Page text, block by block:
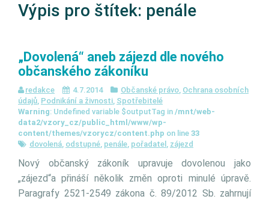
Výpis pro štítek: penále
„Dovolená“ aneb zájezd dle nového
občanského zákoníku
redakce 4.7.2014 Občanské právo, Ochrana osobních
údajů, Podnikání a živnosti, Spotřebitelé
Warning: Undefined variable $outputTag in /mnt/web-
data2/vzory_cz/public_html/www/wp-
content/themes/vzorycz/content.php on line 33
dovolená, odstupné, penále, pořadatel , zájezd
Nový občanský zákoník upravuje dovolenou jako
„zájezd“a přináší několik změn oproti minulé úpravě.
Paragrafy 2521-2549 zákona č. 89/2012 Sb. zahrnují